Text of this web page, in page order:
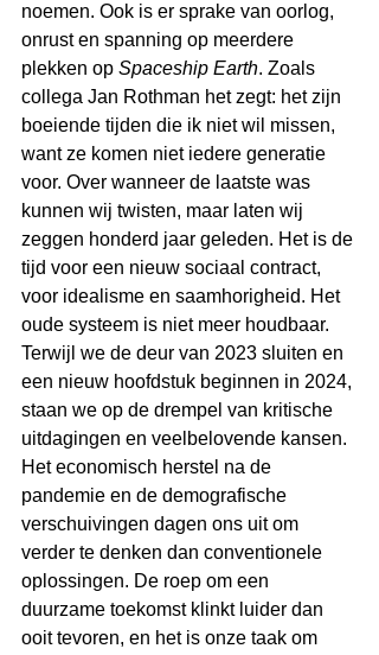
noemen. Ook is er sprake van oorlog,
onrust en spanning op meerdere
plekken op Spaceship Earth. Zoals
collega Jan Rothman het zegt: het zijn
boeiende tijden die ik niet wil missen,
want ze komen niet iedere generatie
voor. Over wanneer de laatste was
kunnen wij twisten, maar laten wij
zeggen honderd jaar geleden. Het is de
tijd voor een nieuw sociaal contract,
voor idealisme en saamhorigheid. Het
oude systeem is niet meer houdbaar.
Terwijl we de deur van 2023 sluiten en
een nieuw hoofdstuk beginnen in 2024,
staan we op de drempel van kritische
uitdagingen en veelbelovende kansen.
Het economisch herstel na de
pandemie en de demografische
verschuivingen dagen ons uit om
verder te denken dan conventionele
oplossingen. De roep om een
duurzame toekomst klinkt luider dan
ooit tevoren, en het is onze taak om